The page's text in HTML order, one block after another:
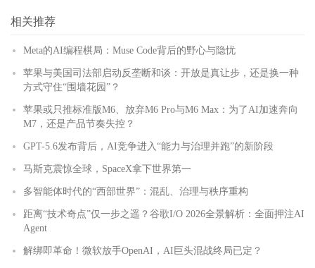
相关推荐
Meta的AI编程棋局：Muse Code背后的野心与隐忧
苹果与美国司法部启动反垄断和谈：开放是真让步，还是换一种
方式守住“围墙花园”？
苹果或只推标准版M6、放弃M6 Pro与M6 Max：为了AI加速奔向
M7，还是产品节奏失控？
GPT-5.6发布背后，AI竞争进入“能力与治理并跑”的新阶段
马斯克震惊全球，SpaceX拿下世界第一
多智能体时代的“西部世界”：混乱、治理与秩序重构
距离“技术奇点”仅一步之遥？谷歌I/O 2026全景解析：全面押注AI
Agent
解绑即革命！微软放手OpenAI，AI巨头混战终局已定？